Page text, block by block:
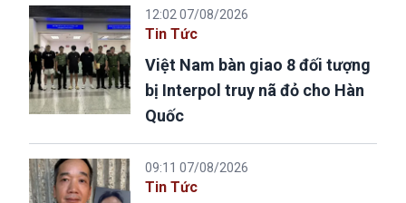
12:02 07/08/2026
Tin Tức
Việt Nam bàn giao 8 đối tượng
bị Interpol truy nã đỏ cho Hàn
Quốc
09:11 07/08/2026
Tin Tức